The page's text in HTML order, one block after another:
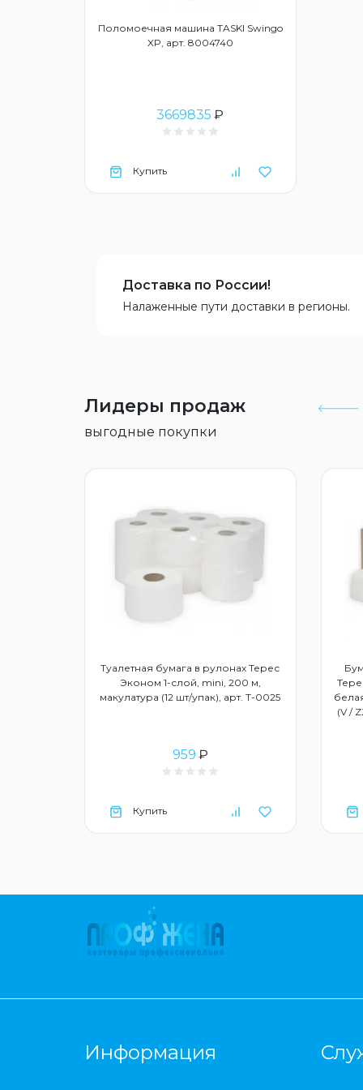
Поломоечная машина TASKI Swingo
XP, арт. 8004740
3669835 ₽
Купить
Доставка по России!
Налаженные пути доставки в регионы.
Лидеры продаж
выгодные покупки
Туалетная бумага в рулонах Терес
Эконом 1-слой, mini, 200 м,
макулатура (12 шт/упак), арт. Т-0025
959 ₽
Купить
(V /
Информация